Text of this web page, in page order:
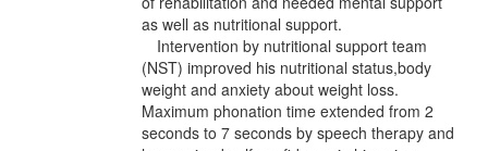
as well as nutritional support.
Intervention by nutritional support team
(NST) improved his nutritional status,body
weight and anxiety about weight loss.
Maximum phonation time extended from 2
seconds to 7 seconds by speech therapy and